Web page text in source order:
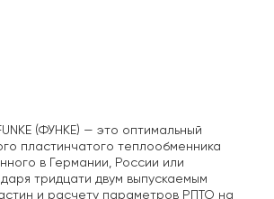
(ФУНКЕ) — это оптимальный
пластинчатого теплообменника
в Германии, России или
тридцати двум выпускаемым
и расчету параметров РПТО на